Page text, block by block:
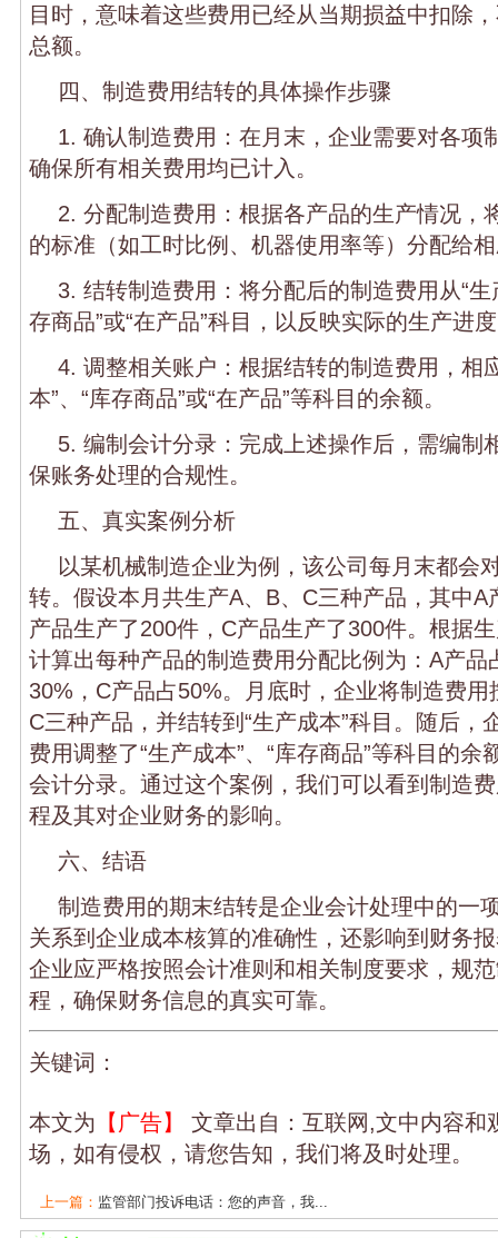
目时，意味着这些费用已经从当期损益中扣除
总额。
四、制造费用结转的具体操作步骤
1. 确认制造费用：在月末，企业需要对各项
确保所有相关费用均已计入。
2. 分配制造费用：根据各产品的生产情况，
的标准（如工时比例、机器使用率等）分配给
3. 结转制造费用：将分配后的制造费用从“生
存商品”或“在产品”科目，以反映实际的生产进
4. 调整相关账户：根据结转的制造费用，相
本”、“库存商品”或“在产品”等科目的余额。
5. 编制会计分录：完成上述操作后，需编制
保账务处理的合规性。
五、真实案例分析
以某机械制造企业为例，该公司每月末都会
转。假设本月共生产A、B、C三种产品，其中A
产品生产了200件，C产品生产了300件。根据
计算出每种产品的制造费用分配比例为：A产品
30%，C产品占50%。月底时，企业将制造费
C三种产品，并结转到“生产成本”科目。随后，
费用调整了“生产成本”、“库存商品”等科目的余
会计分录。通过这个案例，我们可以看到制造
程及其对企业财务的影响。
六、结语
制造费用的期末结转是企业会计处理中的一
关系到企业成本核算的准确性，还影响到财务
企业应严格按照会计准则和相关制度要求，规
程，确保财务信息的真实可靠。
关键词：
本文为 【广告】
文章出自：互联网,文中内容和
场，如有侵权，请您告知，我们将及时处理。
上一篇： 监管部门投诉电话：您的声音，我...
下一篇：全球芯片市场排名：技术领先者如...